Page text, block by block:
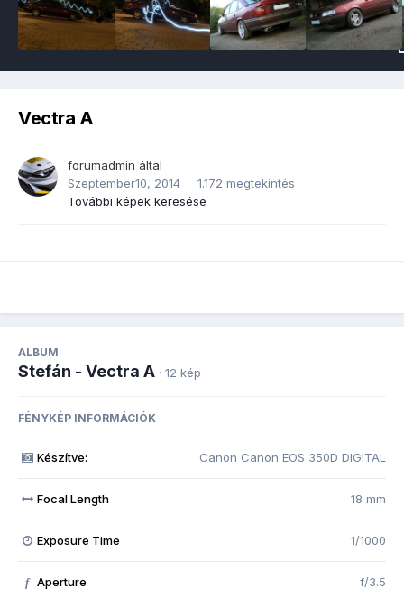
Vectra A
forumadmin által
Szeptember10, 2014
1.172 megtekintés
További képek keresése
ALBUM
Stefán - Vectra A · 12 kép
FÉNYKÉP INFORMÁCIÓK
Készítve: Canon Canon EOS 350D DIGITAL
Focal Length 18 mm
Exposure Time 1/1000
f Aperture f/3.5